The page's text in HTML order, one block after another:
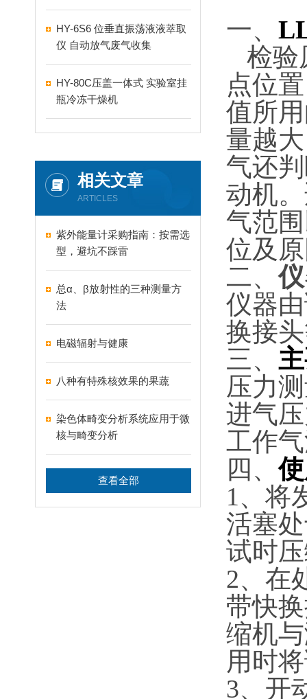
HY-6S6 位垂直振荡液液萃取
仪 自动放气废气收集
HY-80C压盖一体式 实验室挂
瓶冷冻干燥机
相关文章
ARTICLES
紫外能量计采购指南：按需选
型，避坑不踩雷
总α、β放射性的三种测量方
法
电磁辐射与健康
八种有特殊核效果的果蔬
染色体畸变分析系统应用于微
核与畸变分析
查看全部
一、
检验
点位
值所
量越
气还
动机
气范
位及
二、仪
仪器
换接
三、
压力
进气
工作
四 、
1、将
活塞
试时
2、在
带快
缩机
用时
3、开